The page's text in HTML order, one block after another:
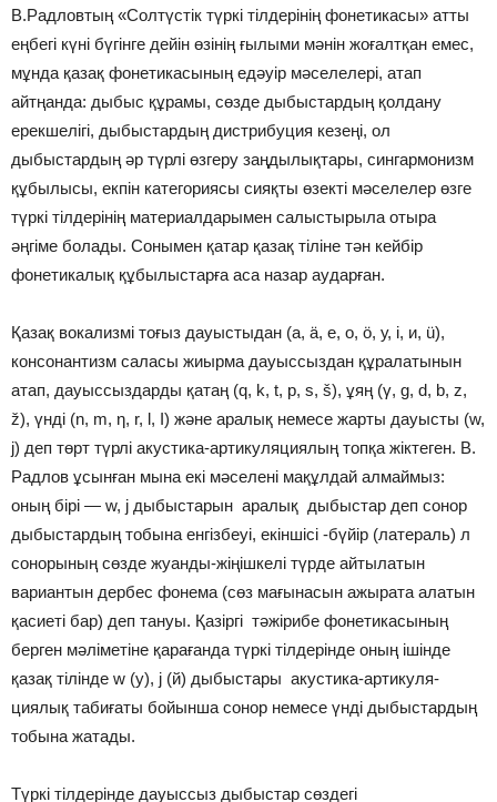
В.Радловтың «Солтүстік түркі тілдерінің фонетикасы» атты
еңбегі күні бүгінге дейін өзінің ғылыми мәнін жоғалтқан емес,
мұнда қазақ фонетикасының едәуір мәселелері, атап
айтңанда: дыбыс құрамы, сөзде дыбыстардың қолдану
ерекшелігі, дыбыстардың дистрибуция кезеңі, ол
дыбыстардың әр түрлі өзгеру заңдылықтары, сингармонизм
құбылысы, екпін категориясы сияқты өзекті мәселелер өзге
түркі тілдерінің материалдарымен салыстырыла отыра
әңгіме бола­ды. Сонымен қатар қазақ тіліне тән кейбір
фонетикалық құбылыстарға аса назар аударған.
Қазақ вокализмі тоғыз дауыстыдан (а, ä, е, о, ö, у, і, и, ü),
консонантизм саласы жиырма дауыссыздан құралатынын
атап, дауыссыздарды қатаң (q, k, t, р, s, š), ұяң (γ, g, d, b, z,
ž), үнді (n, m, η, r, l, Ι) және аралық немесе жарты дауысты (w,
j) деп төрт түрлі акустика-артикуляциялың топқа жіктеген. В.
Радлов ұсынған мына екі мәселені мақұлдай алмаймыз:
оның бірі — w, j дыбыстарын аралық дыбыстар деп сонор
дыбыстардың тобына енгізбеуі, екіншісі -бүйір (латераль) л
сонорының сөзде жуанды-жіңішкелі түрде айтылатын
вариантын дербес фонема (сөз мағынасын ажырата алатын
қасиеті бар) деп тануы. Қазіргі тәжірибе фонетикасының
берген мәліметіне қарағанда түркі тілдерінде оның ішінде
қазақ тілінде w (у), j (й) дыбыстары акустика-артикуля­
циялық табиғаты бойынша сонор немесе үнді дыбыстардың
тобына жатады.
Түркі тілдерінде дауыссыз дыбыстар сөздегі